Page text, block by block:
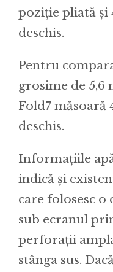
poziție pliată și
deschis.
Pentru
grosime de 5,6
Fold7 măsoară
deschis.
Informațiile
indică și
care folosesc o
sub ecranul
perforații
stânga sus.